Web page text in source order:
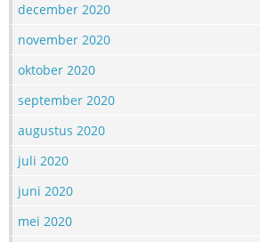
december 2020
november 2020
oktober 2020
september 2020
augustus 2020
juli 2020
juni 2020
mei 2020